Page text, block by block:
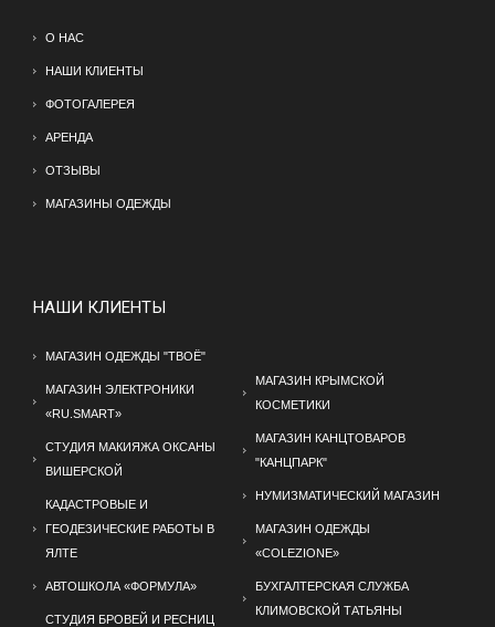
О НАС
НАШИ КЛИЕНТЫ
ФОТОГАЛЕРЕЯ
АРЕНДА
ОТЗЫВЫ
МАГАЗИНЫ ОДЕЖДЫ
НАШИ КЛИЕНТЫ
МАГАЗИН ОДЕЖДЫ "ТВОЁ"
МАГАЗИН ЭЛЕКТРОНИКИ
«RU.SMART»
СТУДИЯ МАКИЯЖА ОКСАНЫ
ВИШЕРСКОЙ
КАДАСТРОВЫЕ И
ГЕОДЕЗИЧЕСКИЕ РАБОТЫ В
ЯЛТЕ
АВТОШКОЛА «ФОРМУЛА»
СТУДИЯ БРОВЕЙ И РЕСНИЦ
МАГАЗИН КРЫМСКОЙ
КОСМЕТИКИ
МАГАЗИН КАНЦТОВАРОВ
"КАНЦПАРК"
НУМИЗМАТИЧЕСКИЙ МАГАЗИН
МАГАЗИН ОДЕЖДЫ
«COLEZIONE»
БУХГАЛТЕРСКАЯ СЛУЖБА
КЛИМОВСКОЙ ТАТЬЯНЫ